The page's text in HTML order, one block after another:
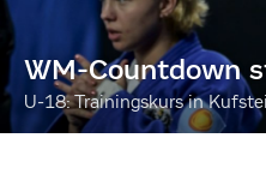
WM-Countdown
U-18: Trainingskurs in